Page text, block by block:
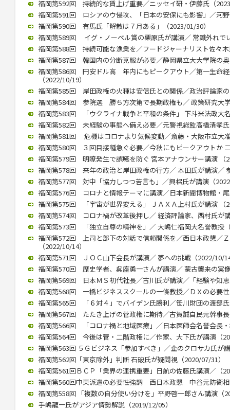
福岡第592回 持続的な賃上げ重要／ニッセイ研・伊藤氏（
福岡第591回 ロシアのウ侵攻、「日本の安保にも影響」／河
福岡第590回 有馬氏「解散は７月ある」（2023/01/30）
福岡第589回 イグ・ノーベル賞の栗原氏が講演／ 常識外れで
福岡第588回 持続可能な漁業を／フードジャーナリスト佐々
福岡第587回 韓国内の分断克服が必要／静岡県立大大学院の
福岡第586回 円安ドル高 年内にもピークアウト／第一生命
（2022/10/19）
福岡第585回 岸田政権の火種は安倍氏との関係／政治評論家
福岡第584回 参院選 勝ち方次第で長期政権も／ 政策研究大
福岡第583回 「ウクライナ戦争と平和の条件」 下斗米法政大
福岡第582回 未経験の事態へ備え必要／元警視総監高橋清孝
福岡第581回 危機はコロナより気候変動／斎藤・大阪市立大
福岡第580回 ３回目接種急ぐ必要／今秋にもピークアウトか
福岡第579回 明瞭発生で誤嚥を防ぐ 宮本アナウンサー講演 （
福岡第578回 来年の政治と岸田政権の行方／ 本田氏が講演／
福岡第577回 対中「協力しつつ苦言も」／興梠氏が講演（
福岡第576回 コロナと情報テーマに講演／日本新聞博物館・
福岡第575回 「宇宙が世界変える」 ＪＡＸＡ上村氏が講演 （
福岡第574回 コロナ禍が改革後押し／ 経済評論家、西村氏が
福岡第573回 「独立自尊の精神を」／ 大嶋仁福岡大名誉教授
福岡第572回 上司と部下の対話で信頼関係を／西日本政懇／
（2022/10/14）
福岡第571回 ＪＯＣ山下会長が講演／ 夢への挑戦（2022/10/
福岡第570回 歴史学者、呉座勇一さんが講演／ 蒙古襲来の実
福岡第569回 日本ＭＳ初代社長／古川氏が講演／「経験や知
福岡第568回 一橋ビジネススクールの一條教授／ＤＸの必要
福岡第565回 「６対４」でバイデン氏勝利／笹川財団の渡部
福岡第567回 たたき上げの菅政権に期待／古賀誠自民元幹事
福岡第566回 「コロナ禍と地域医療」／日本医師会名誉会長
福岡第564回 今後は菅・二階政権に／作家、大下氏が講演（
福岡第563回 ５Ｇビジネス「参加すべき」／企のクロサカ氏が
福岡第562回「東京除外」判断 石破氏が疑問視（2020/07/31）
福岡第561回ＢＣＰ「業界の連携重要」日航の佐藤氏講演／（
福岡第560回中東派遣の必要性強調 西日本政懇 中谷元防衛
福岡第558回 「複数の自分使い分けを」平野啓一郎さん講演（
手嶋龍一氏がアジア情勢解説（2019/12/05）